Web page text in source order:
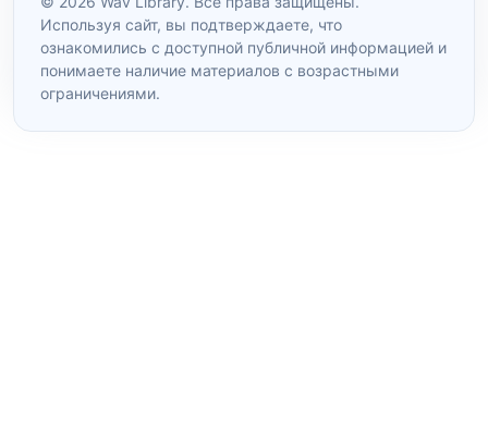
Используя сайт, вы подтверждаете, что
ознакомились с доступной публичной информацией и
понимаете наличие материалов с возрастными
ограничениями.